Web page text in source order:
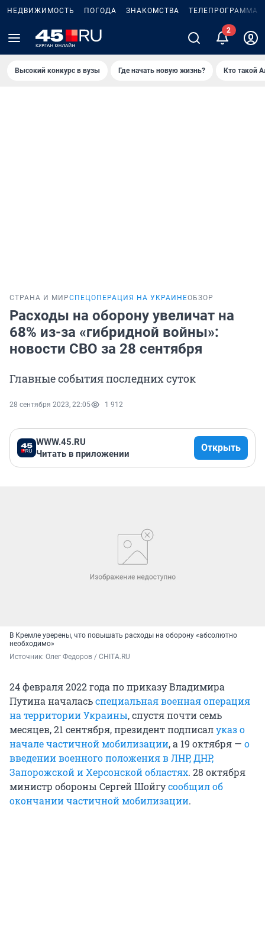
НЕДВИЖИМОСТЬ ПОГОДА ЗНАКОМСТВА ТЕЛЕПРОГРАММА
Высокий конкурс в вузы Где начать новую жизнь? Кто такой
СТРАНА И МИРСПЕЦОПЕРАЦИЯ НА УКРАИНЕОБЗОР
Расходы на оборону увеличат на
68% из-за «гибридной войны»:
новости СВО за 28 сентября
Главные события последних суток
28 сентября 2023, 22:05 1 912
WWW.45.RU
Читать в приложении
Открыть
В Кремле уверены, что повышать расходы на оборону «абсолютно
необходимо»
Источник: Олег Федоров / CHITA.RU
24 февраля 2022 года по приказу Владимира
Путина началасьспециальная военная операция
на территории Украины, спустя почти семь
месяцев, 21 сентября, президент подписалуказ о
начале частичной мобилизации, а 19 октября — о
введении военного положения в ЛНР, ДНР,
Запорожской и Херсонской областях. 28 октября
министр обороны Сергей Шойгусообщил об
окончании частичной мобилизации.